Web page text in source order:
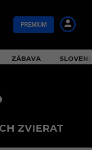
PREMIUM
ZÁBAVA
ZVIERAT